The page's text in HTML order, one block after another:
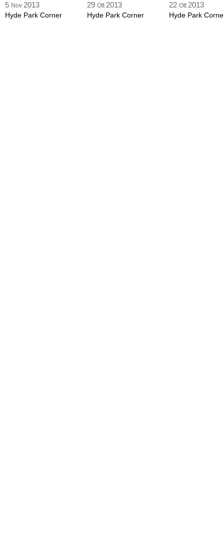
5 Nov 2013
Hyde Park Corner
29 Ott 2013
Hyde Park Corner
22 Ott 2013
Hyde Park